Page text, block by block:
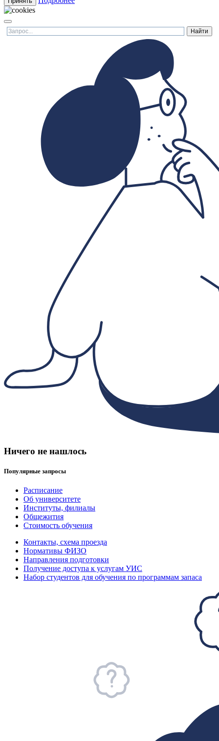
Ничего не нашлось
Популярные запросы
Расписание
Об университете
Институты, филиалы
Общежития
Стоимость обучения
Контакты, схема проезда
Нормативы ФИЗО
Направления подготовки
Получение доступа к услугам УИС
Набор студентов для обучения по программам запаса